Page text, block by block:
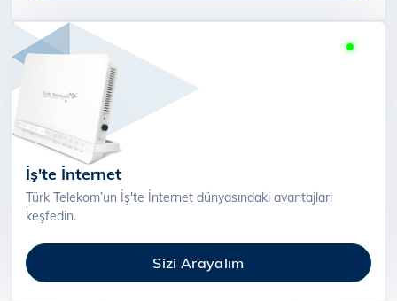
İş'te İnternet
Türk Telekom’un İş'te İnternet dünyasındaki avantajları
keşfedin.
Sizi Arayalım